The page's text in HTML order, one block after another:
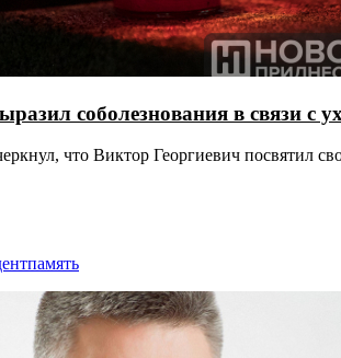
соболезнования в связи с
что Виктор Георгиевич посвятил
память